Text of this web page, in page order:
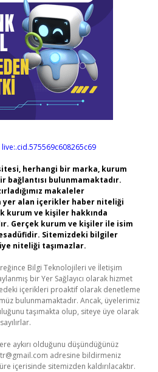
live:.cid.575569c608265c69
herhangi bir marka, kurum
bağlantısı bulunmamaktadır.
makaleler
yer alan içerikler haber niteliği
kurum ve kişiler hakkında
Gerçek kurum ve kişiler ile isim
Sitemizdeki bilgiler
niteliği taşımazlar.
Bilgi Teknolojileri ve İletişim
bir Yer Sağlayıcı olarak hizmet
içerikleri proaktif olarak denetleme
bulunmamaktadır. Ancak, üyelerimiz
taşımakta olup, siteye üye olarak
aykırı olduğunu düşündüğünüz
adresine bildirmeniz
içerisinde sitemizden kaldırılacaktır.